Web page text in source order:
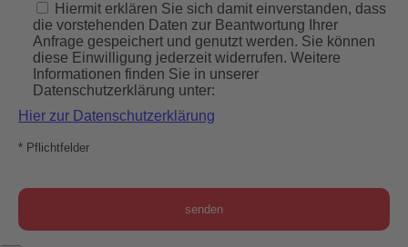
Hiermit erklären Sie sich damit einverstanden, dass
die vorstehenden Daten zur Beantwortung Ihrer
Anfrage gespeichert und genutzt werden. Sie können
diese Einwilligung jederzeit widerrufen. Weitere
Informationen finden Sie in unserer
Datenschutzerklärung unter:
Hier zur Datenschutzerklärung
* Pflichtfelder